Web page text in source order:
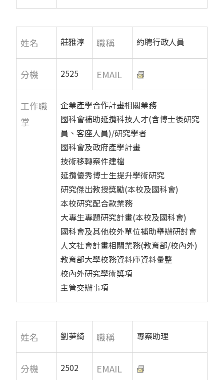
姓名 莊雅淳 職稱 約聘行政人員
分機 2525 EMAIL
工作職
掌
企業產學合作計畫相關業務
國科會補助延攬科技人才(含博士後研究
員、客座人員)/研究學者
國科會及政府產學計畫
技術移轉案件建檔
延攬優秀博士生提升學術研究
研究傑出教授獎勵(本校及國科會)
本校研究配合款業務
大專生專題研究計畫(本校及國科會)
國科會及其他校外單位補助舉辦研討會
人文社會計畫相關業務(教育部/校內外)
教育部大學校務資料庫資料彙整
校內外研究學術獎項
主管交辦事項
姓名 劉芛綺 職稱 專案助理
分機 2502 EMAIL